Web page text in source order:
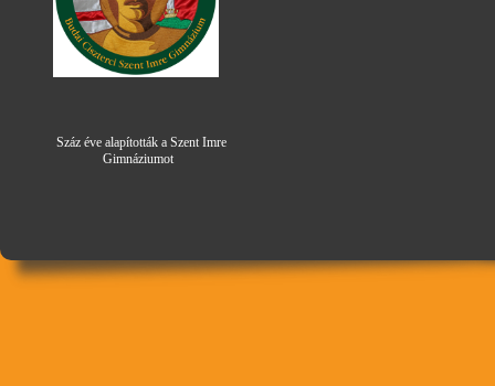
Száz éve alapították a Szent Imre
Gimnáziumot